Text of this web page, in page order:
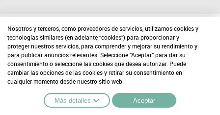
Nosotros y terceros, como proveedores de servicios, utilizamos cookies y
tecnologías similares (en adelante “cookies”) para proporcionar y
proteger nuestros servicios, para comprender y mejorar su rendimiento y
para publicar anuncios relevantes. Seleccione “Aceptar” para dar su
consentimiento o seleccione las cookies que desea autorizar. Puede
cambiar las opciones de las cookies y retirar su consentimiento en
cualquier momento desde nuestro sitio web.
Más detalles Aceptar